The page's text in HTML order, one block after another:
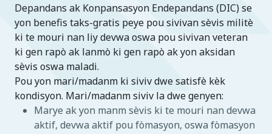
Depandans ak Konpansasyon Endepandans (DIC) se
yon benefis taks-gratis peye pou sivivan sèvis militè
ki te mouri nan liy devwa oswa pou sivivan veteran
ki gen rapò ak lanmò ki gen rapò ak yon aksidan
sèvis oswa maladi.
Pou yon mari/madanm ki siviv dwe satisfè kèk
kondisyon. Mari/madanm siviv la dwe genyen:
Marye ak yon manm sèvis ki te mouri nan devwa
aktif, devwa aktif pou fòmasyon, oswa fòmasyon